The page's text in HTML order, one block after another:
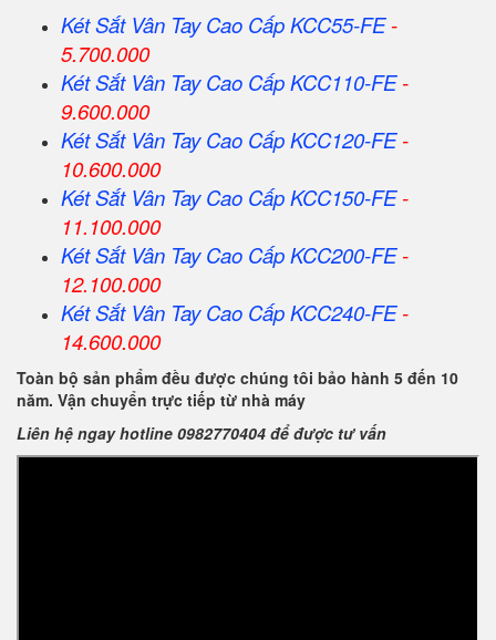
Két Sắt Vân Tay Cao Cấp KCC55-FE-
5.700.000
Két Sắt Vân Tay Cao Cấp KCC110-FE-
9.600.000
Két Sắt Vân Tay Cao Cấp KCC120-FE-
10.600.000
Két Sắt Vân Tay Cao Cấp KCC150-FE-
11.100.000
Két Sắt Vân Tay Cao Cấp KCC200-FE-
12.100.000
Két Sắt Vân Tay Cao Cấp KCC240-FE-
14.600.000
Toàn bộ sản phẩm đều được chúng tôi bảo hành 5 đến 10
năm. Vận chuyển trực tiếp từ nhà máy
Liên hệ ngay hotline 0982770404 để được tư vấn